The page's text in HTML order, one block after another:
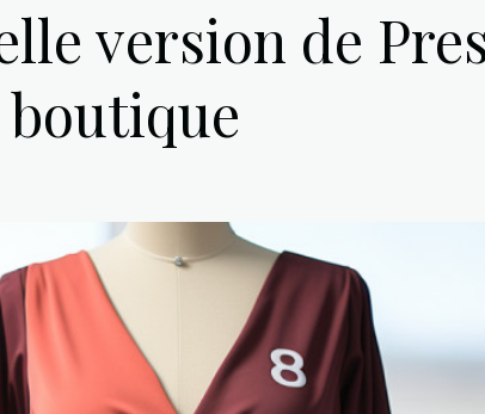
version de